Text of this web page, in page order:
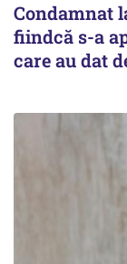
Condamnat
fiindcă s-a
care au dat